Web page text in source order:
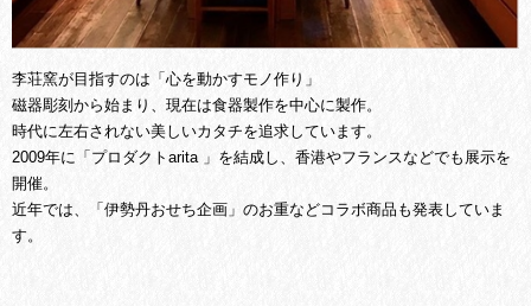
李荘窯が目指すのは「心を動かすモノ作り」
磁器彫刻から始まり、現在は食器製作を中心に製作。
時代に左右されない美しいカタチを追求しています。
2009年に「プロダクトarita 」を結成し、香港やフランスなどでも展示を
開催。
近年では、「伊勢丹おせち企画」のお重などコラボ商品も発表していま
す。